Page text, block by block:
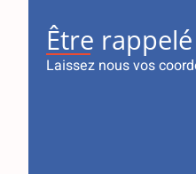
Être
Laissez nous vos